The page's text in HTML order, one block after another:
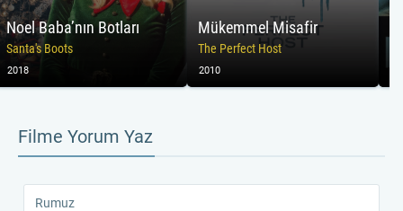
Noel Baba’nın Botları
Santa's Boots
2018
Mükemmel Misafir
The Perfect Host
2010
Filme Yorum Yaz